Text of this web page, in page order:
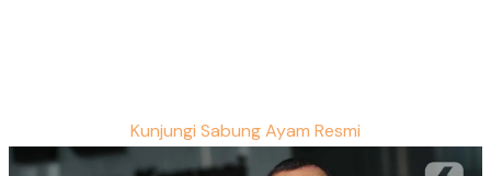
Kunjungi Sabung Ayam Resmi